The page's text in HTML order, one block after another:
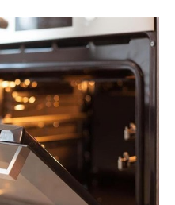
en la reparación de
y en este artículo le
más comunes que
en los sis...